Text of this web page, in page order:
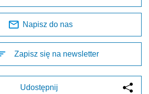
Napisz do nas
Zapisz się na newsletter
Udostępnij